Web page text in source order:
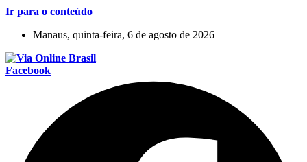
Ir para o conteúdo
Manaus, quinta-feira, 6 de agosto de 2026
Facebook